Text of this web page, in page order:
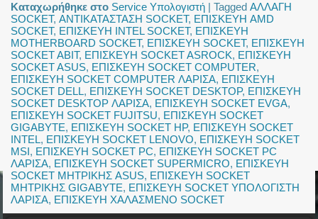
Καταχωρήθηκε στο Service Υπολογιστή |Tagged ΑΛΛΑΓΗ
SOCKET,ΑΝΤΙΚΑΤΑΣΤΑΣΗ SOCKET, ΕΠΙΣΚΕΥΗ AMD
SOCKET, ΕΠΙΣΚΕΥΗ INTEL SOCKET, ΕΠΙΣΚΕΥΗ
MOTHERBOARD SOCKET, ΕΠΙΣΚΕΥΗ SOCKET, ΕΠΙΣΚΕΥΗ
SOCKET ABIT, ΕΠΙΣΚΕΥΗ SOCKET ASROCK, ΕΠΙΣΚΕΥΗ
SOCKET ASUS, ΕΠΙΣΚΕΥΗ SOCKET COMPUTER,
ΕΠΙΣΚΕΥΗ SOCKET COMPUTER ΛΑΡΙΣΑ, ΕΠΙΣΚΕΥΗ
SOCKET DELL, ΕΠΙΣΚΕΥΗ SOCKET DESKTOP, ΕΠΙΣΚΕΥΗ
SOCKET DESKTOP ΛΑΡΙΣΑ, ΕΠΙΣΚΕΥΗ SOCKET EVGA,
ΕΠΙΣΚΕΥΗ SOCKET FUJITSU, ΕΠΙΣΚΕΥΗ SOCKET
GIGABYTE, ΕΠΙΣΚΕΥΗ SOCKET HP, ΕΠΙΣΚΕΥΗ SOCKET
INTEL, ΕΠΙΣΚΕΥΗ SOCKET LENOVO, ΕΠΙΣΚΕΥΗ SOCKET
MSI, ΕΠΙΣΚΕΥΗ SOCKET PC, ΕΠΙΣΚΕΥΗ SOCKET PC
ΛΑΡΙΣΑ, ΕΠΙΣΚΕΥΗ SOCKET SUPERMICRO, ΕΠΙΣΚΕΥΗ
SOCKET ΜΗΤΡΙΚΗΣ ASUS, ΕΠΙΣΚΕΥΗ SOCKET
ΜΗΤΡΙΚΗΣ GIGABYTE, ΕΠΙΣΚΕΥΗ SOCKET ΥΠΟΛΟΓΙΣΤΗ
ΛΑΡΙΣΑ, ΕΠΙΣΚΕΥΗ ΧΑΛΑΣΜΕΝΟ SOCKET